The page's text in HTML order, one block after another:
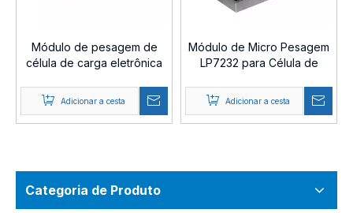
Módulo de pesagem de
célula de carga eletrônica
Adicionar a cesta
Módulo de Micro Pesagem
LP7232 para Célula de
Adicionar a cesta
Categoria de Produto